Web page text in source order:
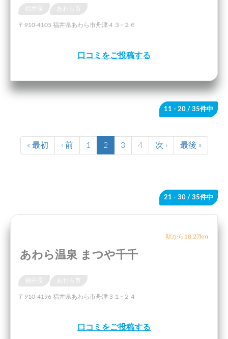
あわら市
〒910-4105 福井県あわら市舟津４３−２６
口コミをご投稿する
11 - 20 / 35件中
« 最初 ‹ 前 1 2 3 4 次 › 最後 »
21 - 30 / 35件中
駅から18.27km
あわら温泉 まつや千千
あわら市
〒910-4196 福井県あわら市舟津３１−２４
口コミをご投稿する